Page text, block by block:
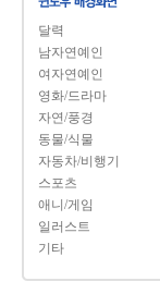
달력
남자연예인
여자연예인
영화/드라마
자연/풍경
동물/식물
자동차/비행기
스포츠
애니/게임
일러스트
기타